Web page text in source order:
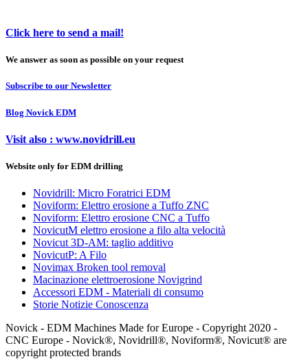
Click here to send a mail!
We answer as soon as possible on your request
Subscribe to our Newsletter
Blog Novick EDM
Visit also : www.novidrill.eu
Website only for EDM drilling
Novidrill: Micro Foratrici EDM
Noviform: Elettro erosione a Tuffo ZNC
Noviform: Elettro erosione CNC a Tuffo
NovicutM elettro erosione a filo alta velocità
Novicut 3D-AM: taglio additivo
NovicutP: A Filo
Novimax Broken tool removal
Macinazione elettroerosione Novigrind
Accessori EDM - Materiali di consumo
Storie Notizie Conoscenza
Novick - EDM Machines Made for Europe - Copyright 2020 -
CNC Europe - Novick®, Novidrill®, Noviform®, Novicut® are
copyright protected brands